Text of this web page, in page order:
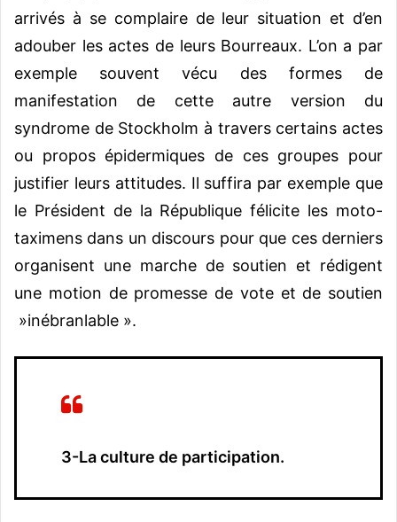
arrivés à se complaire de leur situation et d’en
adouber les actes de leurs Bourreaux. L’on a par
exemple souvent vécu des formes de
manifestation de cette autre version du
syndrome de Stockholm à travers certains actes
ou propos épidermiques de ces groupes pour
justifier leurs attitudes. Il suffira par exemple que
le Président de la République félicite les moto-
taximens dans un discours pour que ces derniers
organisent une marche de soutien et rédigent
une motion de promesse de vote et de soutien
»inébranlable ».
3-La culture de participation.